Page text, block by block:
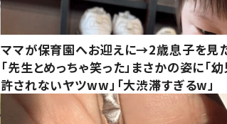
ママが保育園へお迎えに→2歳息子を
「先生とめっちゃ笑った」まさかの姿に「
許されないヤツww」「大渋滞すぎるw」